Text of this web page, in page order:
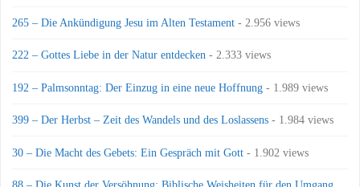
265 – Die Ankündigung Jesu im Alten Testament - 2.956 views
222 – Gottes Liebe in der Natur entdecken - 2.333 views
192 – Palmsonntag: Der Einzug in eine neue Hoffnung - 1.989 views
399 – Der Herbst – Zeit des Wandels und des Loslassens - 1.984 views
30 – Die Macht des Gebets: Ein Gespräch mit Gott - 1.902 views